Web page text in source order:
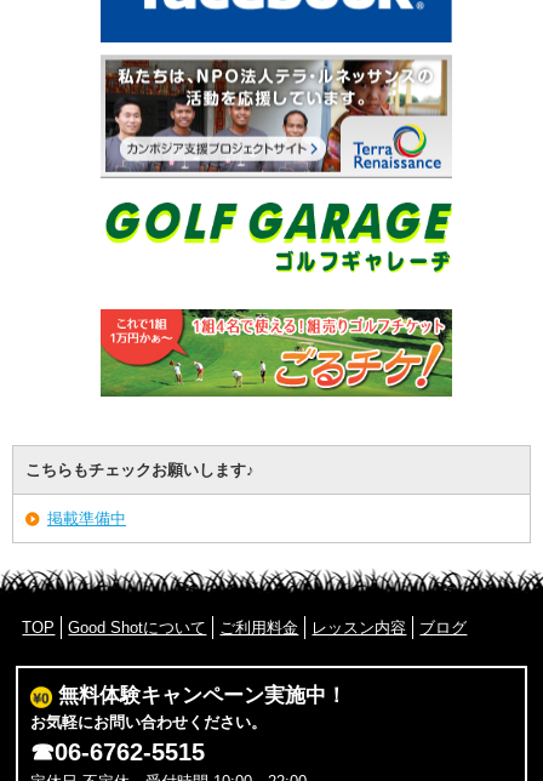
こちらもチェックお願いします♪
掲載準備中
TOP Good Shotについて ご利用料金 レッスン内容 ブログ
無料体験キャンペーン実施中！
お気軽にお問い合わせください。
☎06-6762-5515